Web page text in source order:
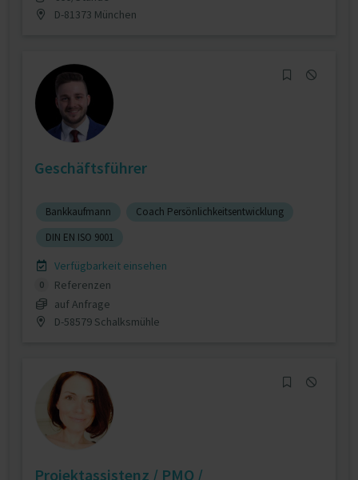
D-81373 München
Geschäftsführer
Bankkaufmann
Coach Persönlichkeitsentwicklung
DIN EN ISO 9001
Verfügbarkeit einsehen
0
Referenzen
auf Anfrage
D-58579 Schalksmühle
Projektassistenz / PMO /